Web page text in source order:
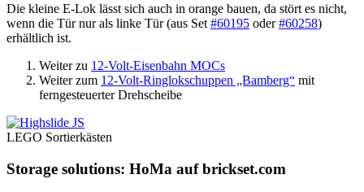
Die kleine E-Lok lässt sich auch in orange bauen, da stört es nicht,
wenn die Tür nur als linke Tür (aus Set #60195 oder#60258)
erhältlich ist.
Weiter zu 12-Volt-Eisenbahn MOCs
Weiter zum 12-Volt-Ringlokschuppen „Bamberg“ mit
ferngesteuerter Drehscheibe
LEGO Sortierkästen
Storage solutions: HoMa auf brickset.com